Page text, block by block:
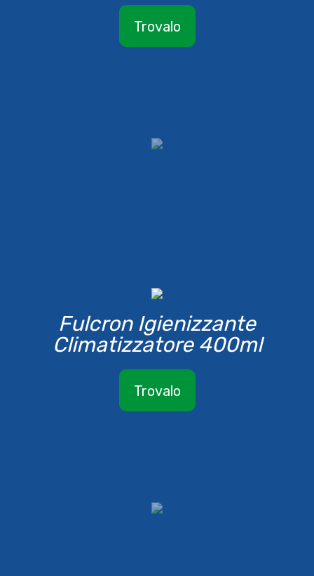
Trovalo
Fulcron Igienizzante
Climatizzatore 400ml
Trovalo